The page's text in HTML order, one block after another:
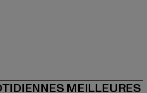
MEILLEURES